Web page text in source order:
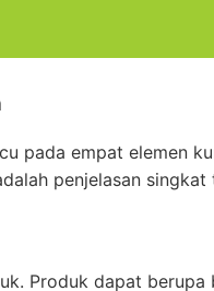
pada empat elemen
penjelasan
Produk dapat